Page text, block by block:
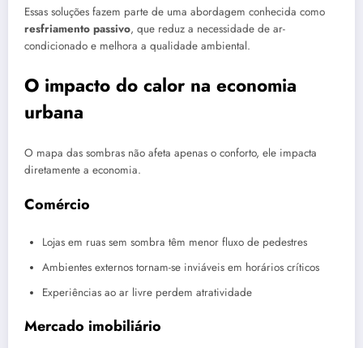
Essas soluções fazem parte de uma abordagem conhecida como
resfriamento passivo, que reduz a necessidade de ar-
condicionado e melhora a qualidade ambiental.
O impacto do calor na economia
urbana
O mapa das sombras não afeta apenas o conforto, ele impacta
diretamente a economia.
Comércio
Lojas em ruas sem sombra têm menor fluxo de pedestres
Ambientes externos tornam-se inviáveis em horários críticos
Experiências ao ar livre perdem atratividade
Mercado imobiliário